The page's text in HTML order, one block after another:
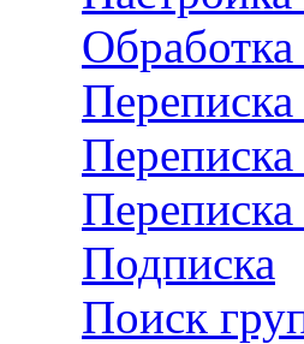
Обработка
Переписка
Переписка
Переписка
Подписка
Поиск